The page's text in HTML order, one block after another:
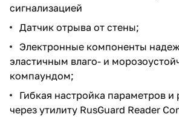
сигнализацией
Датчик отрыва от стены;
Электронные компоненты
эластичным влаго- и
компаундом;
Гибкая настройка параметров
через утилиту RusGuard Reader